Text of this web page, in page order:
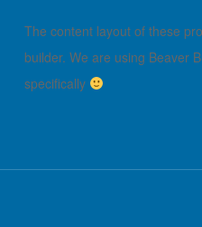
The content layout of these
builder. We are using Beaver
specifically